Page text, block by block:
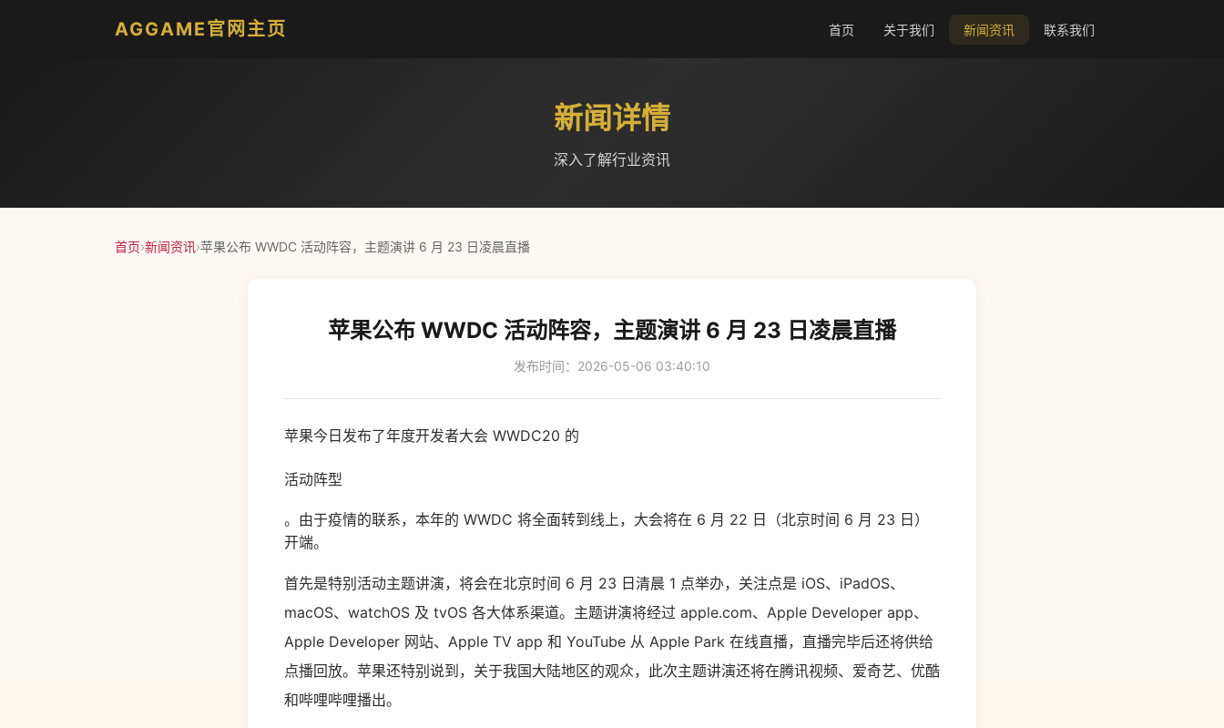
AGGAME官网主页 首页 关于我们 新闻资讯 联系我们
新闻详情
深入了解行业资讯
首页›新闻资讯›苹果公布 WWDC 活动阵容，主题演讲 6 月 23 日凌晨直播
苹果公布 WWDC 活动阵容，主题演讲 6 月 23 日凌晨直播
发布时间：2026-05-06 03:40:10
苹果今日发布了年度开发者大会 WWDC20 的
活动阵型
。由于疫情的联系，本年的 WWDC 将全面转到线上，大会将在 6 月 22 日（北京时间 6 月 23 日）
开端。
首先是特别活动主题讲演，将会在北京时间 6 月 23 日清晨 1 点举办，关注点是 iOS、iPadOS、
macOS、watchOS 及 tvOS 各大体系渠道。主题讲演将经过 apple.com、Apple Developer app、
Apple Developer 网站、Apple TV app 和 YouTube 从 Apple Park 在线直播，直播完毕后还将供给
点播回放。苹果还特别说到，关于我国大陆地区的观众，此次主题讲演还将在腾讯视频、爱奇艺、优酷
和哔哩哔哩播出。